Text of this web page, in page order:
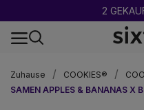
2
Zuhause
COOKIES®
SAMEN APPLES & BANANAS X